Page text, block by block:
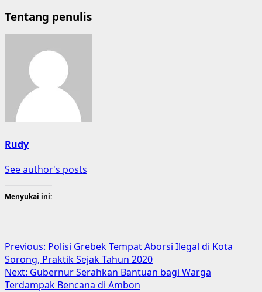
Tentang penulis
Rudy
See author's posts
Menyukai ini:
Post
navigation
Previous: Polisi Grebek Tempat Aborsi Ilegal di Kota
Sorong, Praktik Sejak Tahun 2020
Next: Gubernur Serahkan Bantuan bagi Warga
Terdampak Bencana di Ambon